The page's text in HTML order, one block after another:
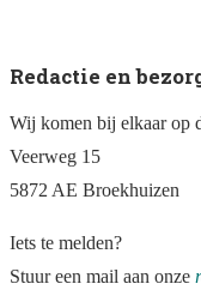
Redactie en
Wij komen bij elkaar op
Veerweg 15
5872 AE Broekhuizen
Iets te melden?
Stuur een mail aan onze